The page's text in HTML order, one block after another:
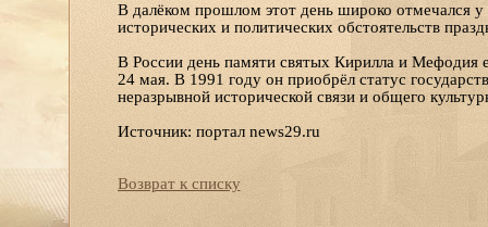
В далёком прошлом этот день широко отмечался у
исторических и политических обстоятельств
В России день памяти святых Кирилла и Мефодия
24 мая. В 1991 году он приобрёл статус
неразрывной исторической связи и общего
Источник: портал news29.ru
Возврат к списку